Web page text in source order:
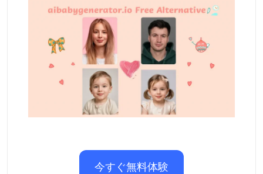
AIスタイル画像ジェネレーター
ヘアスタイルチェンジャー
今すぐ無料体験